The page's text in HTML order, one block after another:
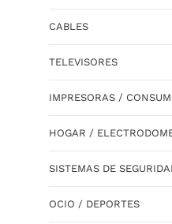
CABLES
TELEVISORES
IMPRESORAS /
HOGAR /
SISTEMAS DE
OCIO / DEPORTES